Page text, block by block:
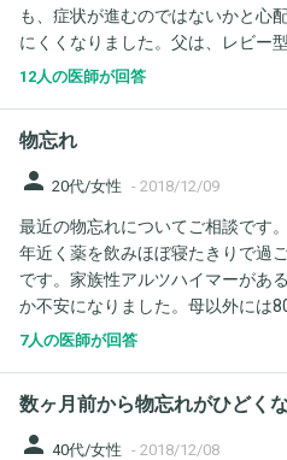
も、症状が進むのではないかと心
にくくなりました。父は、レビー
なりました。遺伝もあるのかと心配
12人の医師が回答
物忘れ
person 20代/女性 - 2018/12/09
最近の物忘れについてご相談です
年近く薬を飲みほぼ寝たきりで過
です。家族性アルツハイマーがあ
か不安になりました。母以外には
父がいます。それ以外はいません
てていますが、これが疲れなのか
よく分かりません。私自身ご飯を
7人の医師が回答
数ヶ月前から物忘れがひどく
person 40代/女性 - 2018/12/08